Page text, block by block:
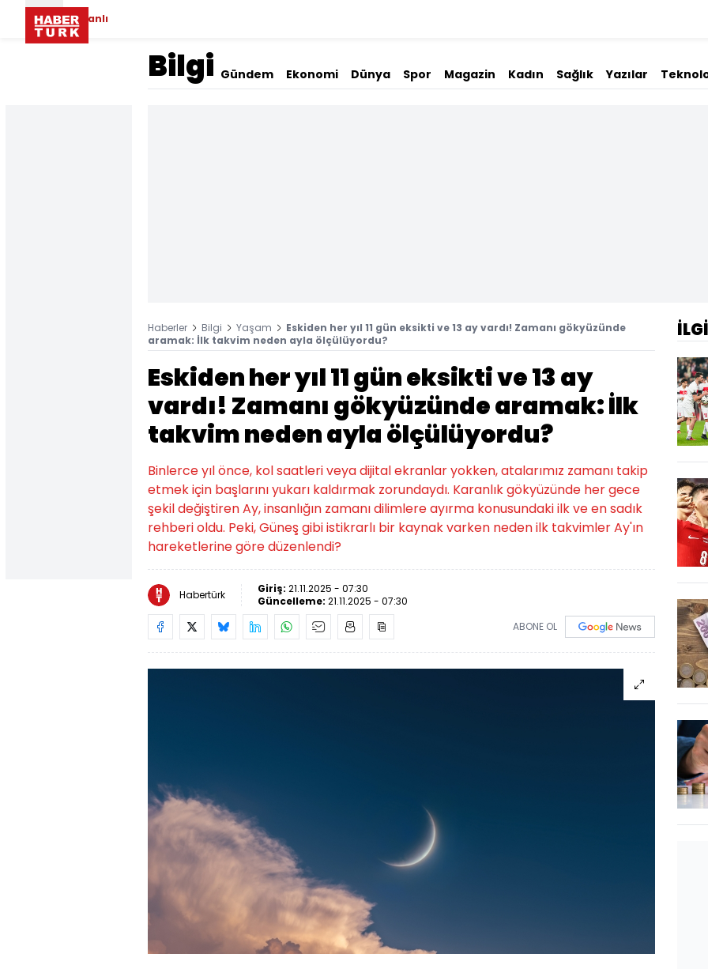
Canlı
Bilgi Gündem Ekonomi Dünya Spor Magazin Kadın Sağlık Yazılar
Haberler Bilgi Yaşam
Eskiden her yıl 11 gün eksikti ve 13 ay vardı! Zamanı gökyüzünde
aramak: İlk takvim neden ayla ölçülüyordu?
Eskiden her yıl 11 gün eksikti ve 13 ay
vardı! Zamanı gökyüzünde aramak: İlk
takvim neden ayla ölçülüyordu?
Binlerce yıl önce, kol saatleri veya dijital ekranlar yokken, atalarımız zamanı takip
etmek için başlarını yukarı kaldırmak zorundaydı. Karanlık gökyüzünde her gece
şekil değiştiren Ay, insanlığın zamanı dilimlere ayırma konusundaki ilk ve en sadık
rehberi oldu. Peki, Güneş gibi istikrarlı bir kaynak varken neden ilk takvimler Ay'ın
hareketlerine göre düzenlendi?
Habertürk Giriş: 21.11.2025 - 07:30
Güncelleme: 21.11.2025 - 07:30
ABONE OL